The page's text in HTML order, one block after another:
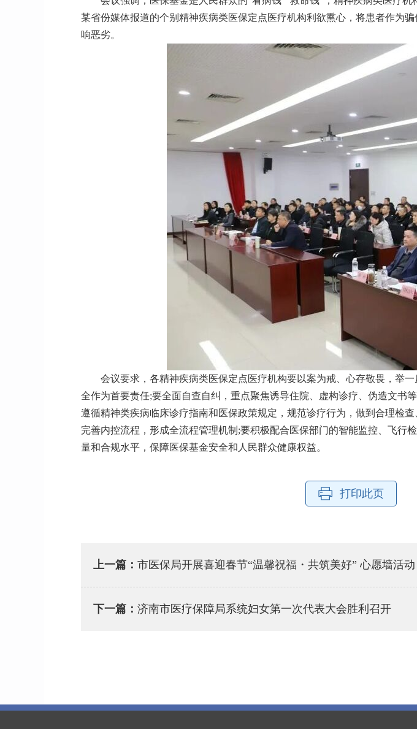
某省份媒体报道的个别精神疾病类医保定点医疗机构利欲熏心，将患者作为
响恶劣。
会议要求，各精神疾病类医保定点医疗机构要以案为戒、心存敬畏，举
全作为首要责任;要全面自查自纠，重点聚焦诱导住院、虚构诊疗、伪造文书
遵循精神类疾病临床诊疗指南和医保政策规定，规范诊疗行为，做到合理检
完善内控流程，形成全流程管理机制;要积极配合医保部门的智能监控、飞
量和合规水平，保障医保基金安全和人民群众健康权益。
打印此页
上一篇： 市医保局开展喜迎春节“温馨祝福・共筑美好” 心愿墙活动
下一篇： 济南市医疗保障局系统妇女第一次代表大会胜利召开